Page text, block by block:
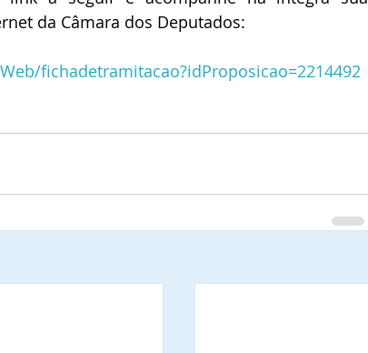
da Câmara dos Deputados:
fichadetramitacao?idProposicao=2214492